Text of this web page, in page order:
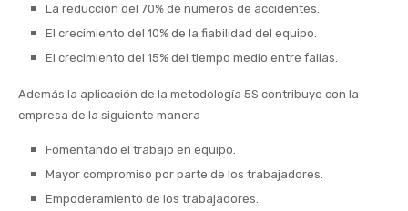
La reducción del 70% de números de accidentes.
El crecimiento del 10% de la fiabilidad del equipo.
El crecimiento del 15% del tiempo medio entre fallas.
Además la aplicación de la metodología 5S contribuye con la
empresa de la siguiente manera
Fomentando el trabajo en equipo.
Mayor compromiso por parte de los trabajadores.
Empoderamiento de los trabajadores.